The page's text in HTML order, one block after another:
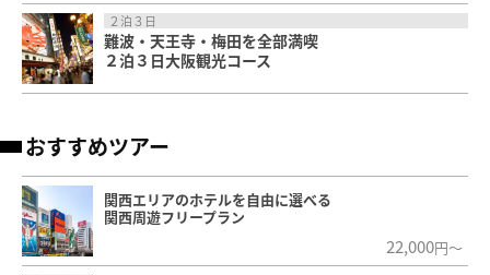
２泊３日
難波・天王寺・梅田を全部満喫
２泊３日大阪観光コース
おすすめツアー
関西エリアのホテルを自由に選べる
関西周遊フリープラン
22,000円～